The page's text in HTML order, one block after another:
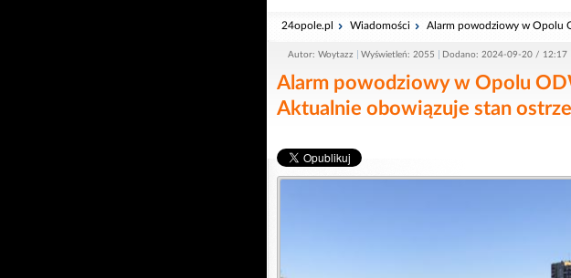
24opole.pl Wiadomości Alarm powodziowy w Opolu
Autor: Woytazz Wyświetleń: 2055 Dodano: 2024-09-20 / 12:17
Alarm powodziowy w Opolu
Aktualnie obowiązuje stan